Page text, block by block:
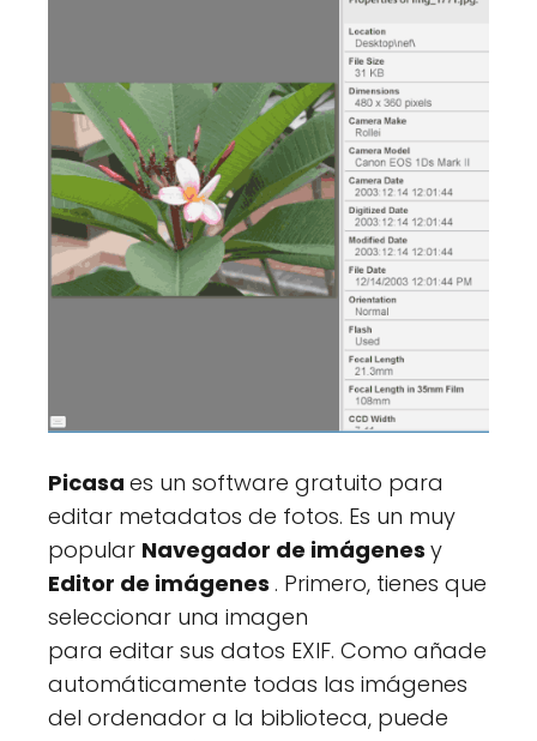
Picasa es un software gratuito para
editar metadatos de fotos. Es un muy
popular Navegador de imágenes y
Editor de imágenes . Primero, tienes que
seleccionar una imagen
para editar sus datos EXIF. Como añade
automáticamente todas las imágenes
del ordenador a la biblioteca, puede